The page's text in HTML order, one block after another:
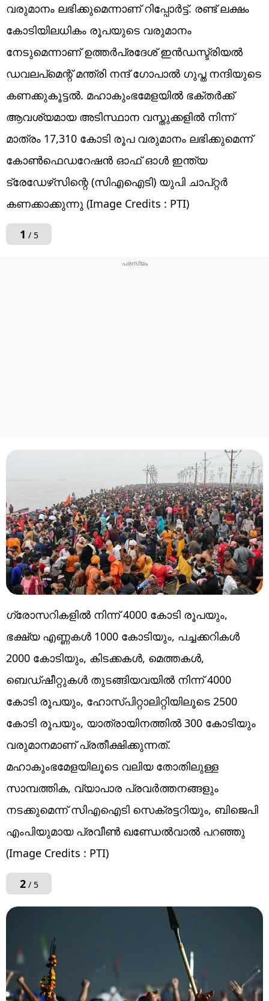
വരുമാനം ലഭിക്കുമെന്നാണ് റിപ്പോര്‍ട്ട്. രണ്ട് ലക്ഷം
കോടിയിലധികം രൂപയുടെ വരുമാനം
നേടുമെന്നാണ് ഉത്തര്‍പ്രദേശ് ഇന്‍ഡസ്ട്രിയല്‍
ഡവലപ്‌മെന്റ് മന്ത്രി നന്ദ് ഗോപാല്‍ ഗുപ്ത നന്ദിയുടെ
കണക്കുകൂട്ടല്‍. മഹാകുംഭമേളയില്‍ ഭക്തര്‍ക്ക്
ആവശ്യമായ അടിസ്ഥാന വസ്തുക്കളില്‍ നിന്ന്
മാത്രം 17,310 കോടി രൂപ വരുമാനം ലഭിക്കുമെന്ന്
കോണ്‍ഫെഡറേഷന്‍ ഓഫ് ഓള്‍ ഇന്ത്യ
ട്രേഡേഴ്‌സിന്റെ (സിഎഐടി) യുപി ചാപ്റ്റര്‍
കണക്കാക്കുന്നു (Image Credits : PTI)
1 / 5
ഗ്രോസറികളില്‍ നിന്ന് 4000 കോടി രൂപയും,
ഭക്ഷ്യ എണ്ണകള്‍ 1000 കോടിയും, പച്ചക്കറികള്‍
2000 കോടിയും, കിടക്കകള്‍, മെത്തകള്‍,
ബെഡ്ഷീറ്റുകള്‍ തുടങ്ങിയവയില്‍ നിന്ന് 4000
കോടി രൂപയും, ഹോസ്പിറ്റാലിറ്റിയിലൂടെ 2500
കോടി രൂപയും, യാത്രായിനത്തില്‍ 300 കോടിയും
വരുമാനമാണ് പ്രതീക്ഷിക്കുന്നത്.
മഹാകുംഭമേളയിലൂടെ വലിയ തോതിലുള്ള
സാമ്പത്തിക, വ്യാപാര പ്രവര്‍ത്തനങ്ങളും
നടക്കുമെന്ന് സിഎഐടി സെക്രട്ടറിയും, ബിജെപി
എംപിയുമായ പ്രവീണ്‍ ഖണ്ഡേല്‍വാല്‍ പറഞ്ഞു
(Image Credits : PTI)
2/ 5